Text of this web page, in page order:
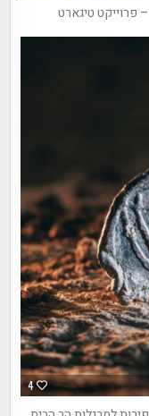
פרוייקט טיגארט
4